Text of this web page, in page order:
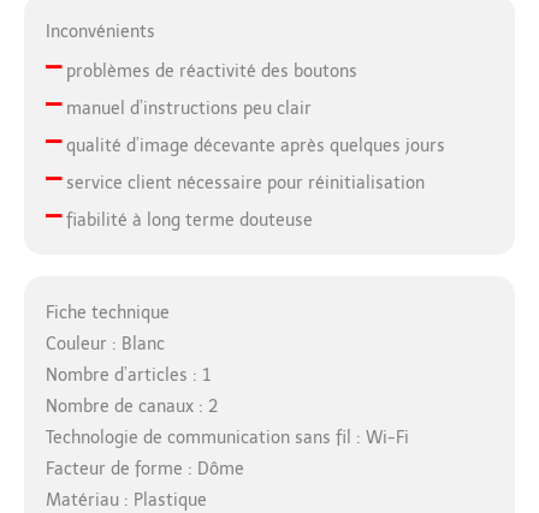
Inconvénients
–problèmes de réactivité des boutons
–manuel d’instructions peu clair
–qualité d’image décevante après quelques jours
–service client nécessaire pour réinitialisation
–fiabilité à long terme douteuse
Fiche technique
Couleur : Blanc
Nombre d’articles : 1
Nombre de canaux : 2
Technologie de communication sans fil : Wi-Fi
Facteur de forme : Dôme
Matériau : Plastique